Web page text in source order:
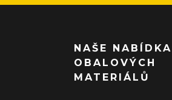
NAŠE NABÍDKA
OBALOVÝCH
MATERIÁLŮ